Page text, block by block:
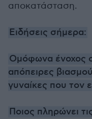
αποκατάσταση.
Ειδήσεις σήμερα:
Ομόφωνα ένοχος
απόπειρες
γυναίκες που τον
Ποιος πληρώνει